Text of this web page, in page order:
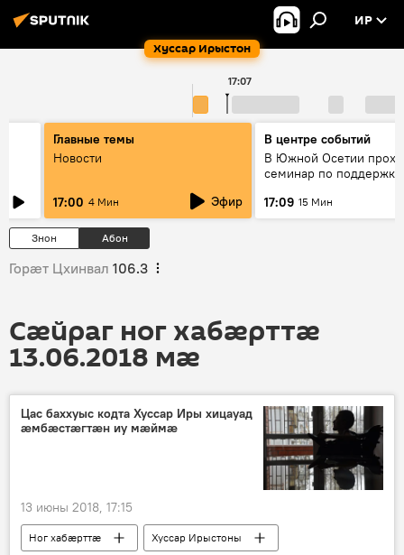
Хуссар Ирыстон
ИР
17:07
Главные темы
Новости
17:00 4 Мин Эфир
В центре событий
В Южной Осетии
семинар по поддержке
17:09 15 Мин
Знон Абон
Горӕт Цхинвал 106.3
Сӕйраг ног хабӕрттӕ
13.06.2018 мӕ
Цас баххуыс кодта Хуссар Иры хицауад
ӕмбӕстӕгтӕн иу мӕймӕ
13 июны 2018, 17:15
Ног хабӕрттӕ Хуссар Ирыстоны